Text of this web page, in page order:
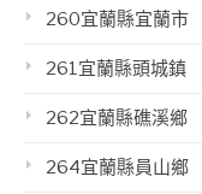
260宜蘭縣宜蘭市
261宜蘭縣頭城鎮
262宜蘭縣礁溪鄉
264宜蘭縣員山鄉